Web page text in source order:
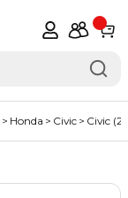
Honda Civic Civic